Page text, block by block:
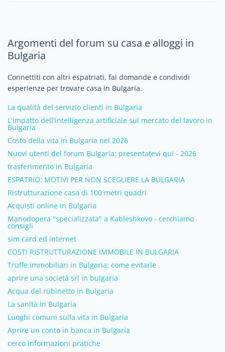
Argomenti del forum su casa e alloggi in
Bulgaria
Connettiti con altri espatriati, fai domande e condividi
esperienze per trovare casa in Bulgaria.
La qualità del servizio clienti in Bulgaria
L'impatto dell'intelligenza artificiale sul mercato del lavoro in
Bulgaria
Costo della vita in Bulgaria nel 2026
Nuovi utenti del forum Bulgaria: presentatevi qui - 2026
trasferimento in Bulgaria
ESPATRIO: MOTIVI PER NON SCEGLIERE LA BULGARIA
Ristrutturazione casa di 100 metri quadri
Acquisti online in Bulgaria
Manodopera "specializzata" a Kableshkovo - cerchiamo
consigli
sim card ed internet
COSTI RISTRUTTURAZIONE IMMOBILE IN BULGARIA
Truffe immobiliari in Bulgaria: come evitarle
aprire una società srl in bulgaria
Acqua del rubinetto in Bulgaria
La sanità in Bulgaria
Luoghi comuni sulla vita in Bulgaria
Aprire un conto in banca in Bulgaria
cerco informazioni pratiche